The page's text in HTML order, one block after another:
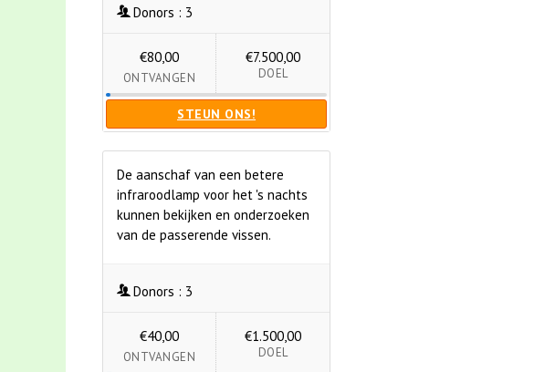
Donors : 3
€80,00
ONTVANGEN
€7.500,00
DOEL
STEUN ONS!
De aanschaf van een betere
infraroodlamp voor het 's nachts
kunnen bekijken en onderzoeken
van de passerende vissen.
Donors : 3
€40,00
ONTVANGEN
€1.500,00
DOEL